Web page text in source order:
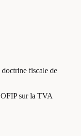
fiscale de
sur la TVA